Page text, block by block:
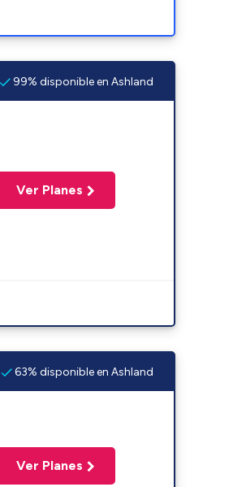
99% disponible en Ashland
Ver Planes
63% disponible en Ashland
Ver Planes